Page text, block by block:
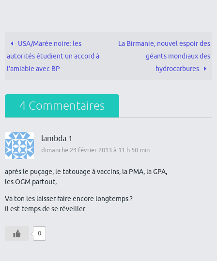
USA/Marée noire: les
autorités étudient un accord à
l’amiable avec BP
La Birmanie, nouvel espoir des
géants mondiaux des
hydrocarbures
4 Commentaires
lambda 1
dimanche 24 février 2013 à 11 h 50 min
après le puçage, le tatouage à vaccins, la PMA, la GPA,
les OGM partout,
Va ton les laisser faire encore longtemps ?
Il est temps de se réveiller
0